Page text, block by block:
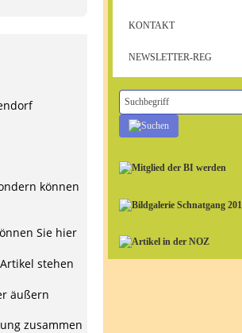
können
Sie hier
stehen
äußern
zusammen
KONTAKT
NEWSLETTER-REG